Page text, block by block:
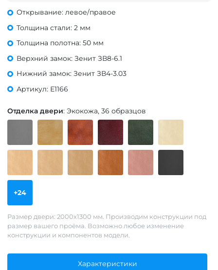
Открывание: левое/правое
Толщина стали: 2 мм
Толщина полотна: 50 мм
Верхний замок: Зенит ЗВ8-6.1
Нижний замок: Зенит ЗВ4-3.03
Артикул: Е1166
Отделка двери: Экокожа, 36 образцов
+24
Размер двери: 2000х1300 мм. Производим конструкции под
размер вашего проёма. Возможно любое изменение
конструкции и компонентов модели.
Характеристики